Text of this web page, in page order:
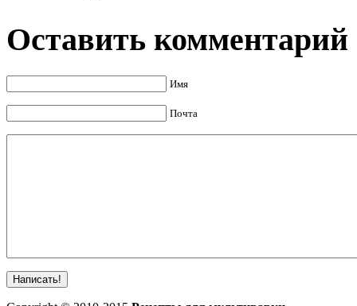
Оставить комментарий
Имя
Почта